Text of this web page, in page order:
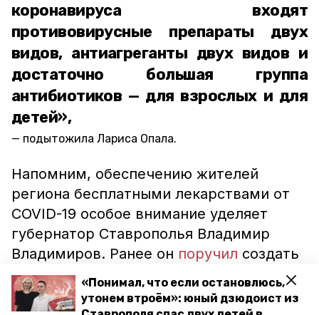
«Понимал, что если остановлюсь,
утонем втроём»: юный дзюдоист из
коронавируса входят
противовирусные препараты двух
видов, антиагреганты двух видов и
достаточно большая группа
антибиотиков — для взрослых и для
детей»,
подытожила Лариса Опала.
Напомним, обеспечению жителей
региона бесплатными лекарствами от
COVID-19 особое внимание уделяет
губернатор Ставрополья Владимир
Владимиров. Ранее он поручил создать
в крае достаточный запас льготных
препаратов от коронавируса.